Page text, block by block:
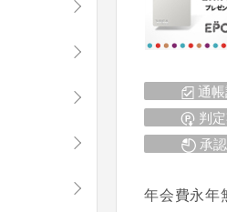
通
判
承
年会費永年